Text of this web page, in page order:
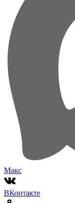
Макс
ВКонтакте